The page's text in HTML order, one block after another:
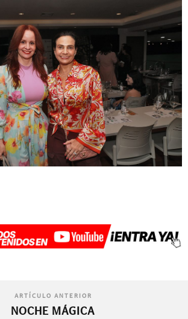
ARTÍCULO ANTERIOR
NOCHE MÁGICA